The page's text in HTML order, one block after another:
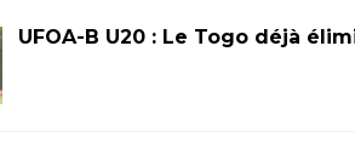
UFOA-B U20 : Le Togo déjà